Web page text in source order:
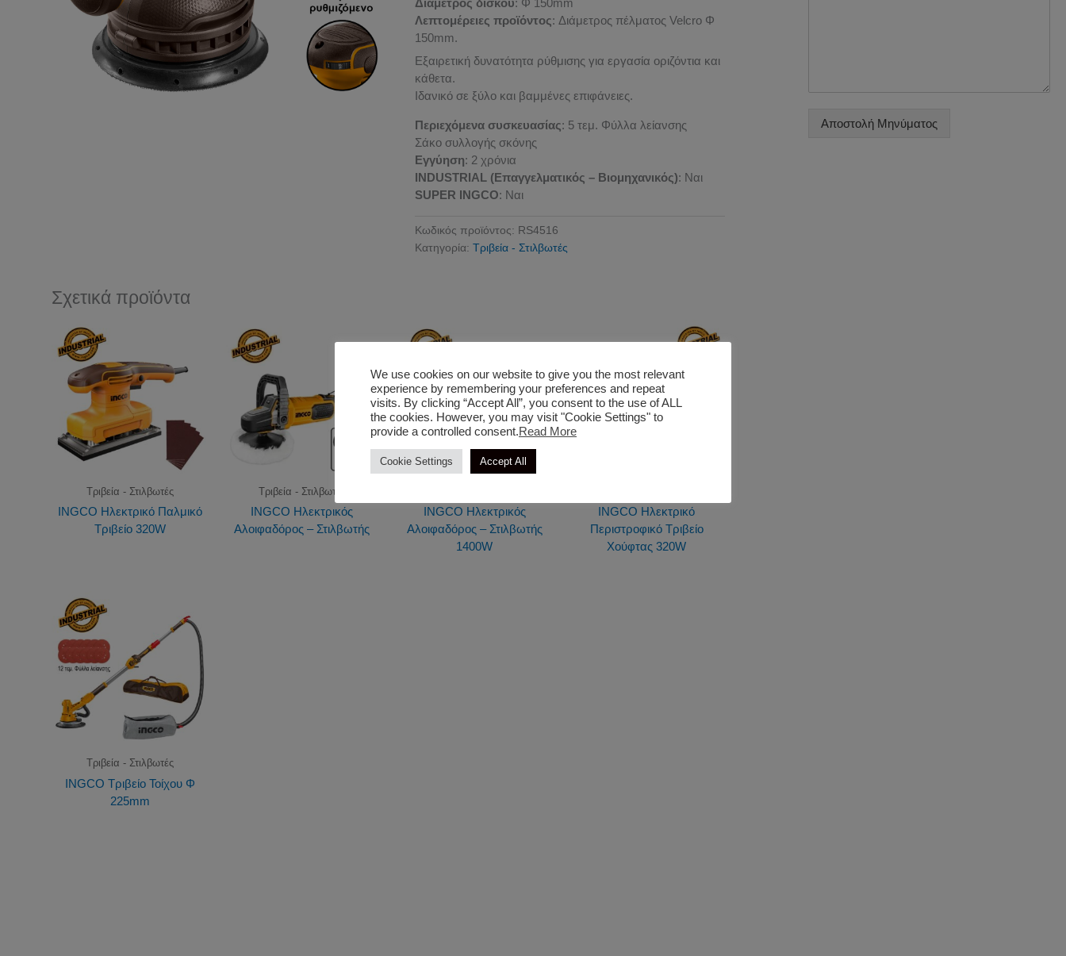
Λεπτομέρειες προϊόντος: Διάμετρος πέλματος Velcro Φ
150mm.
Εξαιρετική δυνατότητα ρύθμισης για εργασία οριζόντια και
κάθετα.
Ιδανικό σε ξύλο και βαμμένες επιφάνειες.
Περιεχόμενα συσκευασίας: 5 τεμ. Φύλλα λείανσης
Σάκο συλλογής σκόνης
Εγγύηση: 2 χρόνια
INDUSTRIAL (Επαγγελματικός – Βιομηχανικός): Ναι
SUPER INGCO: Ναι
Κωδικός προϊόντος: RS4516
Κατηγορία:Τριβεία - Στιλβωτές
Σχετικά προϊόντα
Τριβεία - Στιλβωτές
INGCO Ηλεκτρικό Παλμικό
Τριβείο 320W
Τριβεία - Στιλβωτές
INGCO Ηλεκτρικός
Αλοιφαδόρος – Στιλβωτής
INGCO Ηλεκτρικός
Αλοιφαδόρος – Στιλβωτής
1400W
INGCO Ηλεκτρικό
Περιστροφικό Τριβείο
Χούφτας 320W
Τριβεία - Στιλβωτές
INGCO Τριβείο Τοίχου Φ
225mm
Αποστολή Μηνύματος
We use cookies on our website to give you the most relevant
experience by remembering your preferences and repeat
visits. By clicking “Accept All”, you consent to the use of ALL
the cookies. However, you may visit "Cookie Settings" to
provide a controlled consent.Read More
Cookie Settings Accept All